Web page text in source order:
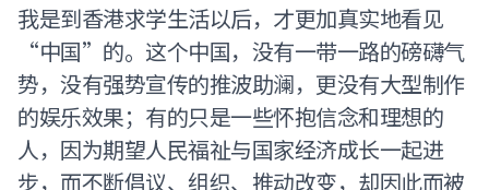
我是到香港求学生活以后，才更加真实地看见
“中国”的。这个中国，没有一带一路的磅礴气
势，没有强势宣传的推波助澜，更没有大型制作
的娱乐效果；有的只是一些怀抱信念和理想的
人，因为期望人民福祉与国家经济成长一起进
步，而不断倡议、组织、推动改变，却因此而被